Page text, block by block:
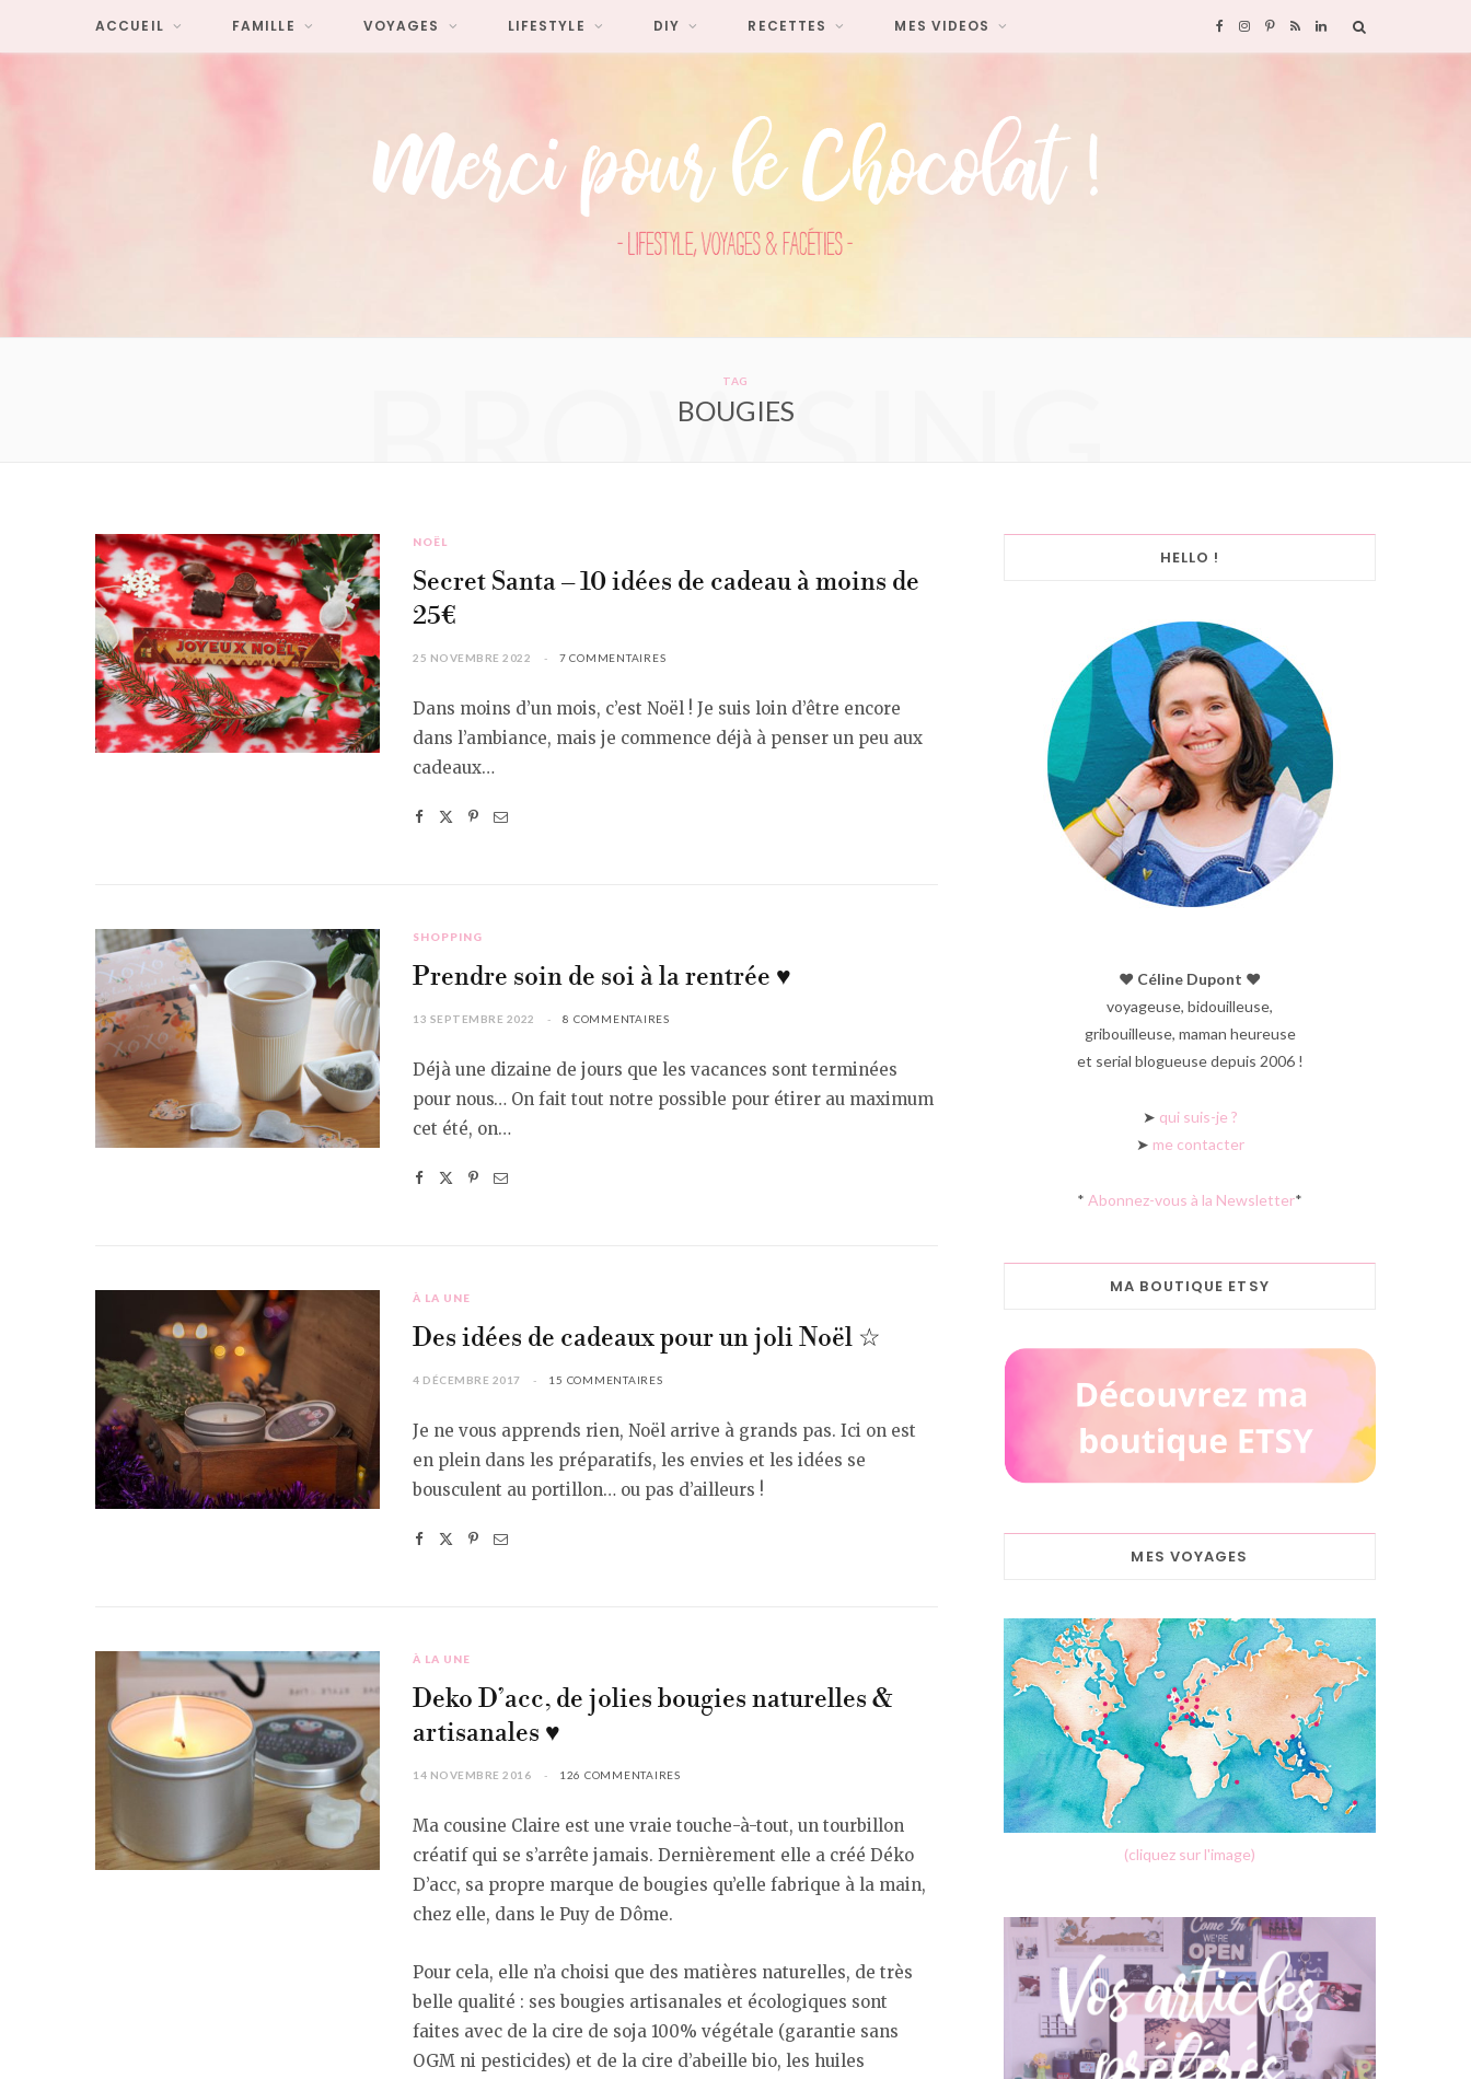
F I P
e
R L
I
ACCUEIL FAMILLE VOYAGES LIFESTYLE DIY RECETTES MES VIDEOS
TAG
BOUGIES
BROWSING
NOËL
Secret Santa – 10 idées de cadeau à moins de
25€
25 NOVEMBRE 2022 7 COMMENTAIRES
Dans moins d’un mois, c’est Noël ! Je suis loin d’être encore
dans l’ambiance, mais je commence déjà à penser un peu aux
cadeaux…
SHOPPING
Prendre soin de soi à la rentrée ♥︎
13 SEPTEMBRE 2022 8 COMMENTAIRES
Déjà une dizaine de jours que les vacances sont terminées
pour nous… On fait tout notre possible pour étirer au maximum
cet été, on…
À LA UNE
Des idées de cadeaux pour un joli Noël ☆
4 DÉCEMBRE 2017 15 COMMENTAIRES
Je ne vous apprends rien, Noël arrive à grands pas. Ici on est
en plein dans les préparatifs, les envies et les idées se
bousculent au portillon… ou pas d’ailleurs !
À LA UNE
Deko D’acc, de jolies bougies naturelles &
artisanales ♥
14 NOVEMBRE 2016 126 COMMENTAIRES
Ma cousine Claire est une vraie touche-à-tout, un tourbillon
créatif qui se s’arrête jamais. Dernièrement elle a créé Déko
D’acc, sa propre marque de bougies qu’elle fabrique à la main,
chez elle, dans le Puy de Dôme.
Pour cela, elle n’a choisi que des matières naturelles, de très
belle qualité : ses bougies artisanales et écologiques sont
faites avec de la cire de soja 100% végétale (garantie sans
OGM ni pesticides) et de la cire d’abeille bio, les huiles
HELLO !
♥︎ Céline Dupont ♥︎
voyageuse, bidouilleuse,
gribouilleuse, maman heureuse
et serial blogueuse depuis 2006 !
➤ qui suis-je ?
➤ me contacter
* Abonnez-vous à la Newsletter*
MA BOUTIQUE ETSY
MES VOYAGES
(cliquez sur l'image)